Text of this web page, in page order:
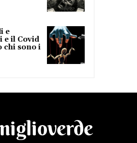
e
e il Covid
chi sono i